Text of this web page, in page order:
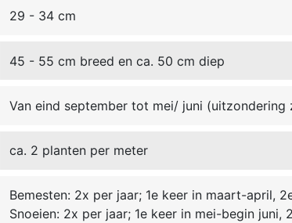
29 - 34 cm
45 - 55 cm breed en ca. 50 cm diep
Van eind september tot mei/ juni
ca. 2 planten per meter
Bemesten: 2x per jaar; 1e keer in maart-april,
Snoeien: 2x per jaar; 1e keer in mei-begin juni,